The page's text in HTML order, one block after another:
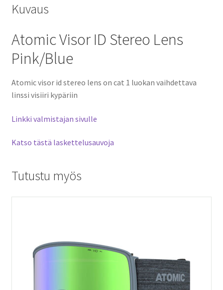
Kuvaus
Atomic Visor ID Stereo Lens
Pink/Blue
Atomic visor id stereo lens on cat 1 luokan vaihdettava
linssi visiiri kypäriin
Linkki valmistajan sivulle
Katso tästä laskettelusauvoja
Tutustu myös